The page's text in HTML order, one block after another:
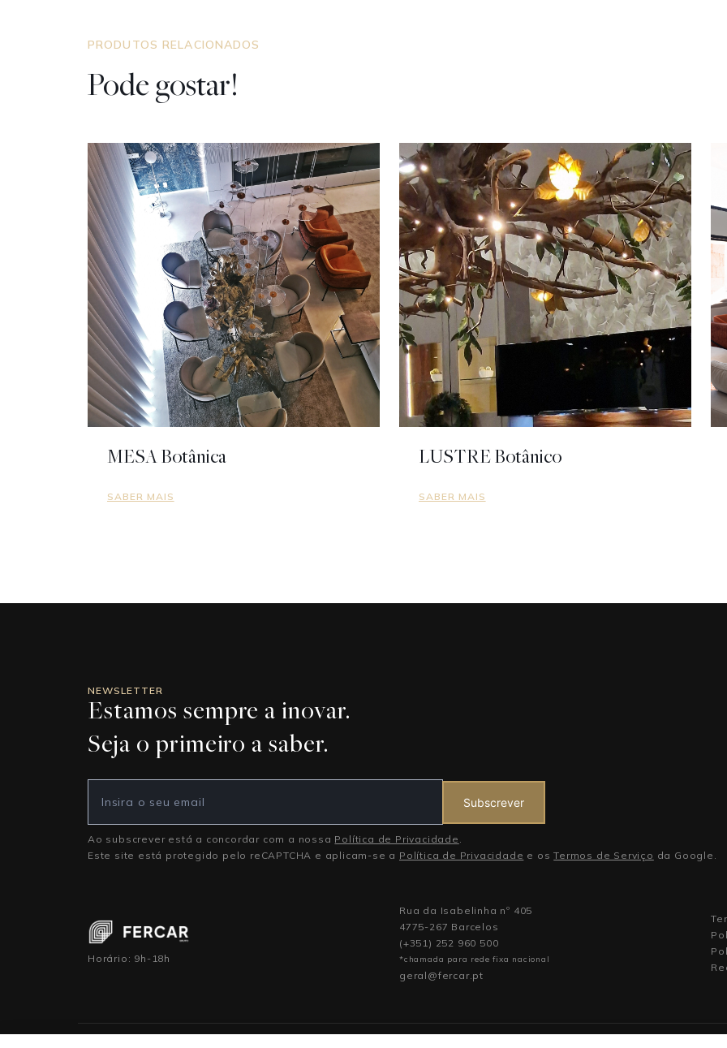
PRODUTOS RELACIONADOS
Pode gostar!
MESA Botânica
SABER MAIS
LUSTRE Botânico
SABER MAIS
NEWSLETTER
Estamos sempre a inovar.
Seja o primeiro a saber.
Subscrever
Ao subscrever está a concordar com a nossa Política de Privacidade
Este site está protegido pelo reCAPTCHA e aplicam-se a Política de Privacidade e osTermos de Serviço da Google.
Horário: 9h-18h
Rua da Isabelinha nº 405
4775-267 Barcelos
(+351) 252 960 500
*chamada para rede fixa nacional
geral@fercar.pt